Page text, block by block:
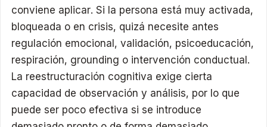
conviene aplicar. Si la persona está muy activada,
bloqueada o en crisis, quizá necesite antes
regulación emocional, validación, psicoeducación,
respiración, grounding o intervención conductual.
La reestructuración cognitiva exige cierta
capacidad de observación y análisis, por lo que
puede ser poco efectiva si se introduce